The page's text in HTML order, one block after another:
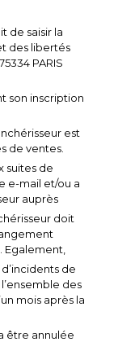
de saisir la
des libertés
PARIS
son inscription
est
de ventes.
suites de
e-mail et/ou a
auprès
doit
de
des
mois après la
être annulée